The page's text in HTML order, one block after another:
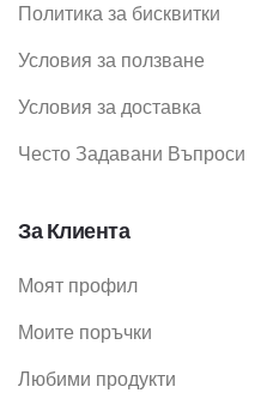
Политика за бисквитки
Условия за ползване
Условия за доставка
Често Задавани Въпроси
За Клиента
Моят профил
Моите поръчки
Любими продукти